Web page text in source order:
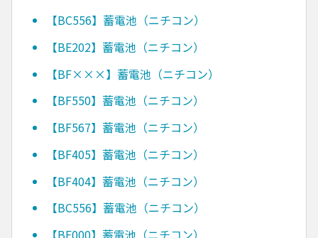
【BC556】蓄電池（ニチコン）
【BE202】蓄電池（ニチコン）
【BF×××】蓄電池（ニチコン）
【BF550】蓄電池（ニチコン）
【BF567】蓄電池（ニチコン）
【BF405】蓄電池（ニチコン）
【BF404】蓄電池（ニチコン）
【BC556】蓄電池（ニチコン）